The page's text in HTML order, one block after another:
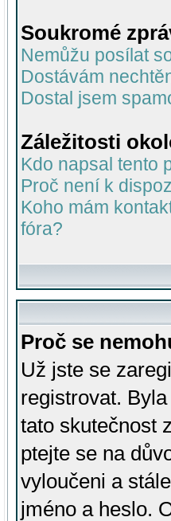
Soukromé
Nemůžu posílat
Dostávám
Dostal jsem
Záležitosti
Kdo napsal tento
Proč není k
Koho mám
fóra?
Proč se
Už jste se
registrovat.
tato skutečnost
ptejte se na
vyloučeni a
jméno a heslo.